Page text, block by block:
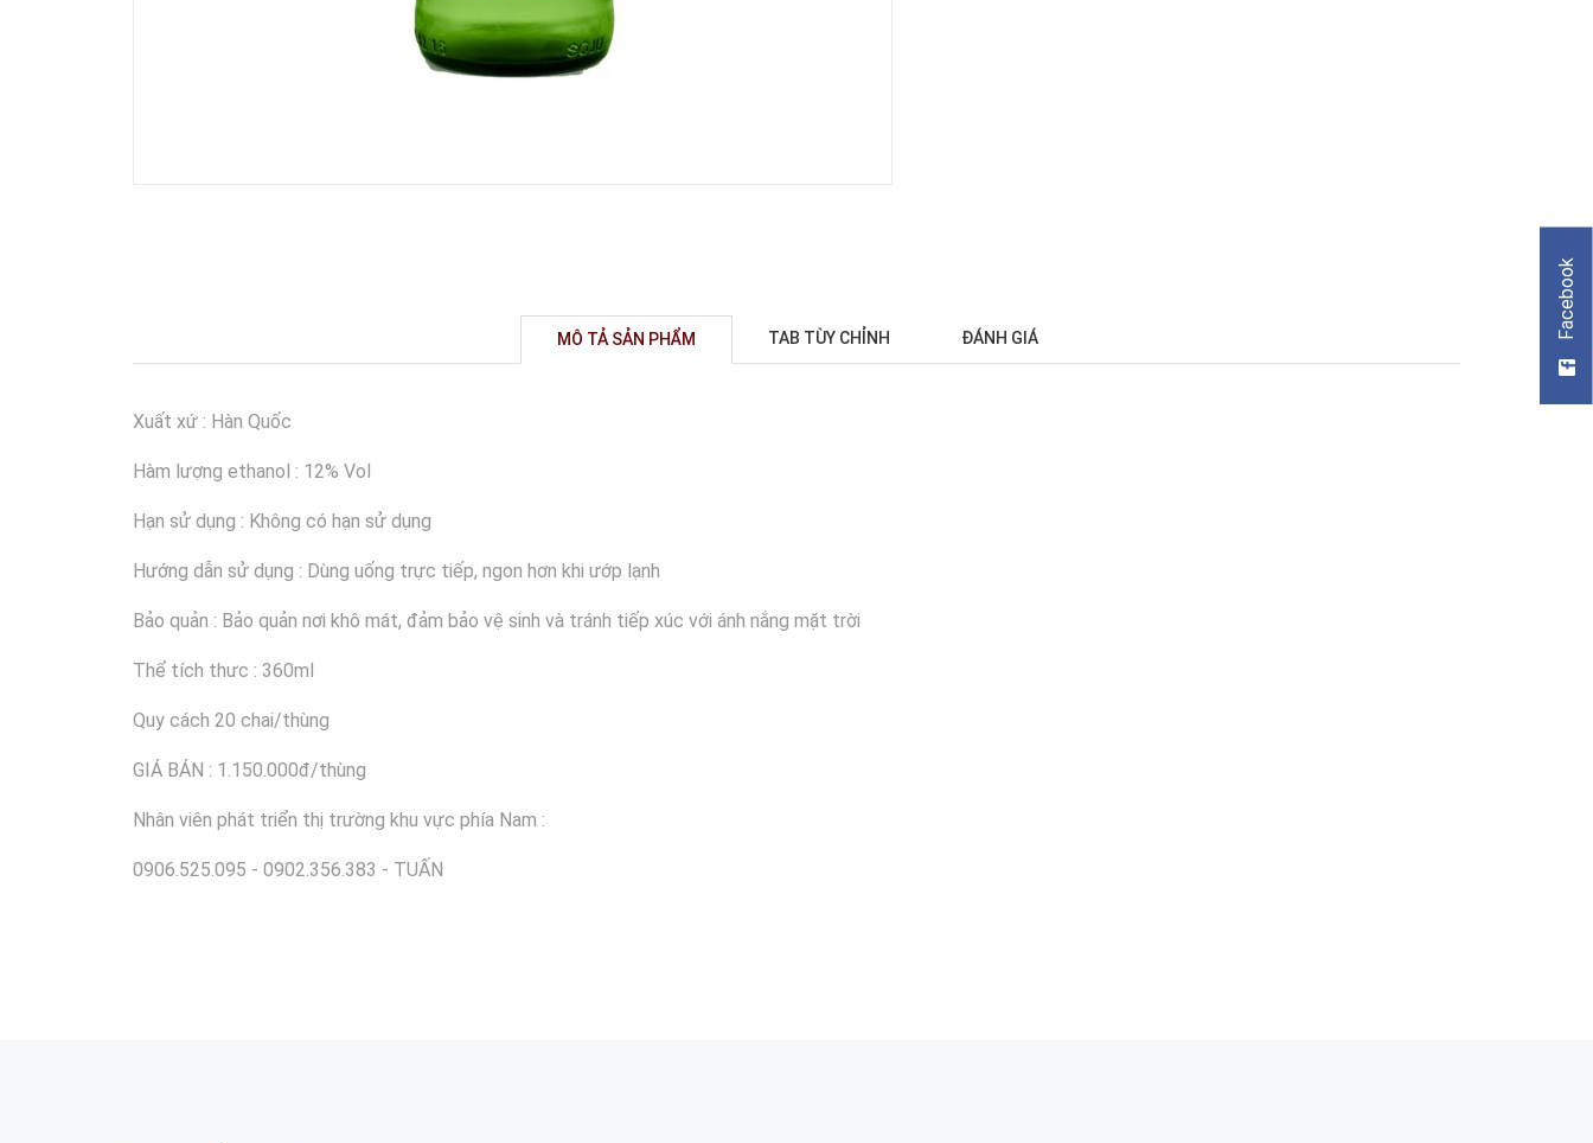
MÔ TẢ SẢN PHẨM TAB TÙY CHỈNH ĐÁNH GIÁ
Xuất xứ : Hàn Quốc
Hàm lượng ethanol : 12% Vol
Hạn sử dụng : Không có hạn sử dụng
Hướng dẫn sử dụng : Dùng uống trực tiếp, ngon hơn khi ướp lạnh
Bảo quản : Bảo quản nơi khô mát, đảm bảo vệ sinh và tránh tiếp xúc với ánh nắng mặt trời
Thể tích thưc : 360ml
Quy cách 20 chai/thùng
GIÁ BÁN : 1.150.000đ/thùng
Nhân viên phát triển thị trường khu vực phía Nam :
0906.525.095 - 0902.356.383 - TUẤN
Facebook